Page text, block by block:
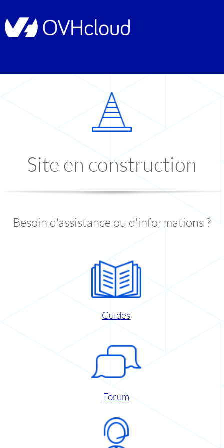
Site en construction
Besoin d'assistance ou d'informations ?
Guides
Forum